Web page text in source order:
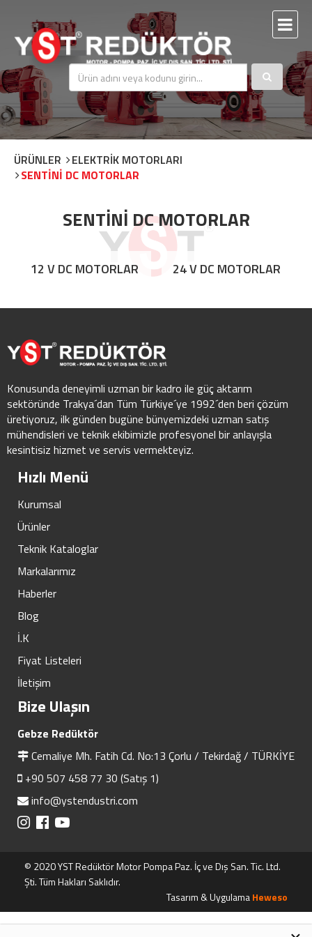
ÜRÜNLER
ELEKTRİK MOTORLARI
SENTİNİ DC MOTORLAR
SENTİNİ DC MOTORLAR
12 V DC MOTORLAR 24 V DC MOTORLAR
Konusunda deneyimli uzman bir kadro ile güç aktarım
sektöründe Trakya´dan Tüm Türkiye´ye 1992´den beri çözüm
üretiyoruz, ilk günden bugüne bünyemizdeki uzman satış
mühendisleri ve teknik ekibimizle profesyonel bir anlayışla
kesintisiz hizmet ve servis vermekteyiz.
Hızlı Menü
Kurumsal
Ürünler
Teknik Kataloglar
Markalarımız
Haberler
Blog
İ.K
Fiyat Listeleri
İletişim
Bize Ulaşın
Gebze Redüktör
Cemaliye Mh. Fatih Cd. No:13 Çorlu / Tekirdağ / TÜRKİYE
+90 507 458 77 30 (Satış 1)
info@ystendustri.com
© 2020 YST Redüktör Motor Pompa Paz. İç ve Dış San. Tic. Ltd.
Şti. Tüm Hakları Saklıdır.
Tasarım & UygulamaHeweso